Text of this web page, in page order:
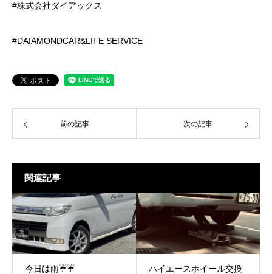
#株式会社ダイアックス
#DAIAMONDCAR&LIFE SERVICE
前の記事 次の記事
関連記事
今日は雨☔☔
ハイエースホイール交換